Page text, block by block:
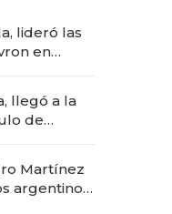
lideró las
en
llegó a la
de
Martínez
argentinos